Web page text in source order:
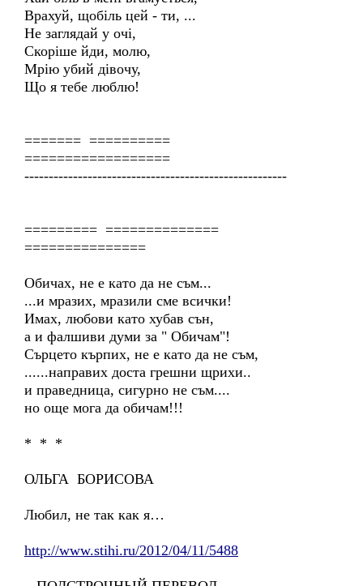
Врахуй, щобіль цей - ти, ...
Не заглядай у очі,
Скоріше йди, молю,
Мрію убий дівочу,
Що я тебе люблю!
======= ==========
==================
------------------------------------------------------
========= ==============
===============
Обичах, не е като да не съм...
...и мразих, мразили сме всички!
Имах, любови като хубав сън,
а и фалшиви думи за " Обичам"!
Сърцето кърпих, не е като да не съм,
......направих доста грешни щрихи..
и праведница, сигурно не съм....
но още мога да обичам!!!
* * *
ОЛЬГА БОРИСОВА
Любил, не так как я…
http://www.stihi.ru/2012/04/11/5488